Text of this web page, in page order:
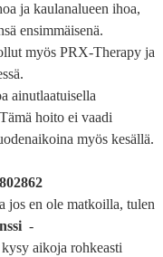
ja kaulanalueen ihoa,
ensimmäisenä.
myös PRX-Therapy ja
ainutlaatuisella
hoito ei vaadi
myös kesällä.
jos en ole matkoilla, tulen
-
aikoja rohkeasti